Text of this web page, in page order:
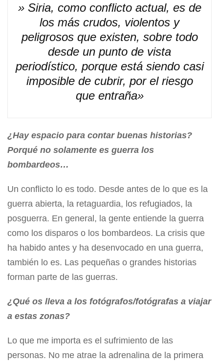
» Siria, como conflicto actual, es de
los más crudos, violentos y
peligrosos que existen, sobre todo
desde un punto de vista
periodístico, porque está siendo casi
imposible de cubrir, por el riesgo
que entraña»
¿Hay espacio para contar buenas historias?
Porqué no solamente es guerra los
bombardeos…
Un conflicto lo es todo. Desde antes de lo que es la
guerra abierta, la retaguardia, los refugiados, la
posguerra. En general, la gente entiende la guerra
como los disparos o los bombardeos. La crisis que
ha habido antes y ha desenvocado en una guerra,
también lo es. Las pequeñas o grandes historias
forman parte de las guerras.
¿Qué os lleva a los fotógrafos/fotógrafas a viajar
a estas zonas?
Lo que me importa es el sufrimiento de las
personas. No me atrae la adrenalina de la primera